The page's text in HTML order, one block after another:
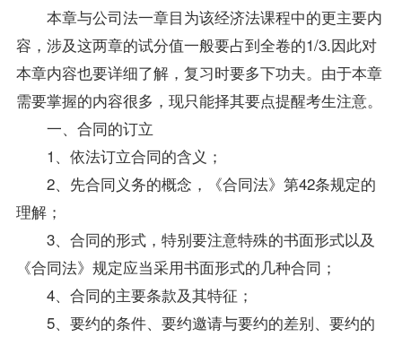
本章与公司法一章目为该经济法课程中的更主要内
容，涉及这两章的试分值一般要占到全卷的1/3.因此对
本章内容也要详细了解，复习时要多下功夫。由于本章
需要掌握的内容很多，现只能择其要点提醒考生注意。
一、合同的订立
1、依法订立合同的含义；
2、先合同义务的概念，《合同法》第42条规定的
理解；
3、合同的形式，特别要注意特殊的书面形式以及
《合同法》规定应当采用书面形式的几种合同；
4、合同的主要条款及其特征；
5、要约的条件、要约邀请与要约的差别、要约的